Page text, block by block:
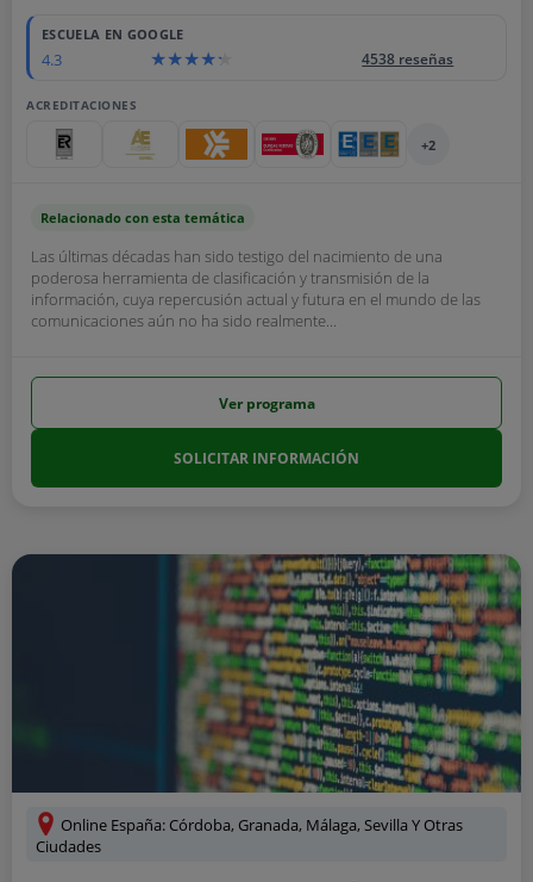
ESCUELA EN GOOGLE
4.3 4538 reseñas
ACREDITACIONES
+2
Relacionado con esta temática
Las últimas décadas han sido testigo del nacimiento de una
poderosa herramienta de clasificación y transmisión de la
información, cuya repercusión actual y futura en el mundo de las
comunicaciones aún no ha sido realmente...
Ver programa
SOLICITAR INFORMACIÓN
Online España: Córdoba, Granada, Málaga, Sevilla Y Otras
Ciudades